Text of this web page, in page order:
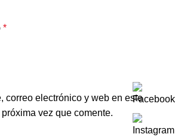
*
correo electrónico y web en este
vez que comente.